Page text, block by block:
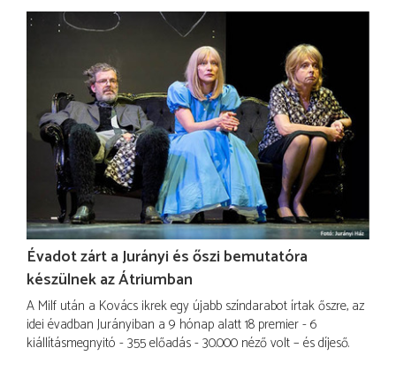
Évadot zárt a Jurányi és őszi bemutatóra
készülnek az Átriumban
A Milf után a Kovács ikrek egy újabb színdarabot írtak őszre, az
idei évadban Jurányiban a 9 hónap alatt 18 premier - 6
kiállításmegnyitó - 355 előadás - 30.000 néző volt – és díjeső.